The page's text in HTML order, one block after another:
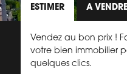
ESTIMER
Vendez au bon prix !
votre bien immobilier
quelques clics.
A VENDRE